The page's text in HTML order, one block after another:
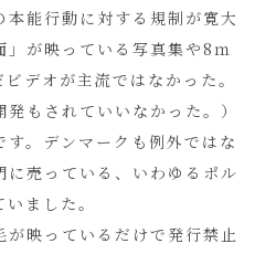
能行動に対する規制が寛大
」が映っている写真集や8ｍ
デオが主流ではなかった。
もされていいなかった。）
。デンマークも例外ではな
に売っている、いわゆるポル
ました。
が映っているだけで発行禁止